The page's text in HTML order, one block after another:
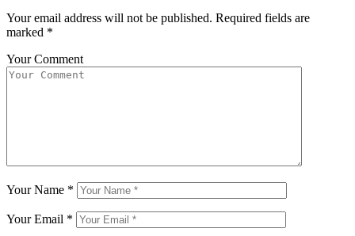
Your email address will not be published. Required fields are
marked *
Your Comment
Your Name *
Your Email *